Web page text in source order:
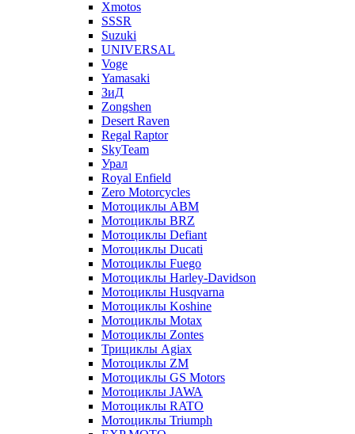
Xmotos
SSSR
Suzuki
UNIVERSAL
Voge
Yamasaki
ЗиД
Zongshen
Desert Raven
Regal Raptor
SkyTeam
Урал
Royal Enfield
Zero Motorcycles
Мотоциклы ABM
Мотоциклы BRZ
Мотоциклы Defiant
Мотоциклы Ducati
Мотоциклы Fuego
Мотоциклы Harley-Davidson
Мотоциклы Husqvarna
Мотоциклы Koshine
Мотоциклы Motax
Мотоциклы Zontes
Трициклы Agiax
Мотоциклы ZM
Мотоциклы GS Motors
Мотоциклы JAWA
Мотоциклы RATO
Мотоциклы Triumph